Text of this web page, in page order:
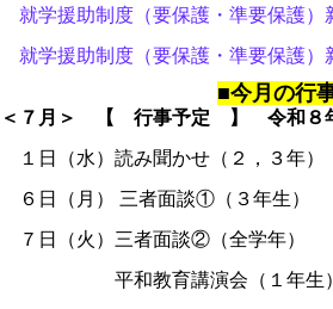
就学援助制度（要保護・準要保護
就学援助制度（要保護・準要保護
■今月の行
＜７月＞ 【 行事予定 】 令和８
１日（水）読み聞かせ（２，３年）
６日（月）
三者面談①（３年生）
７日（火）三者面談②（全学年）
平和教育講演会（１年生